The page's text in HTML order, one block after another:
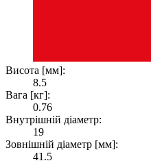
Висота [мм]:
8.5
Вага [кг]:
0.76
Внутрішній діаметр:
19
Зовнішній діаметр [мм]:
41.5